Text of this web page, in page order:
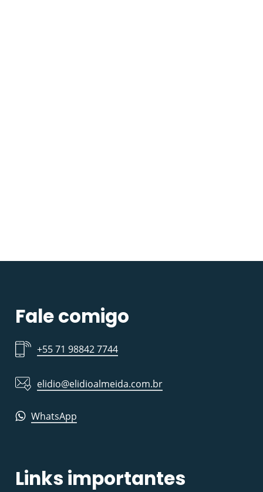
Fale comigo
+55 71 98842 7744
elidio@elidioalmeida.com.br
WhatsApp
Links importantes